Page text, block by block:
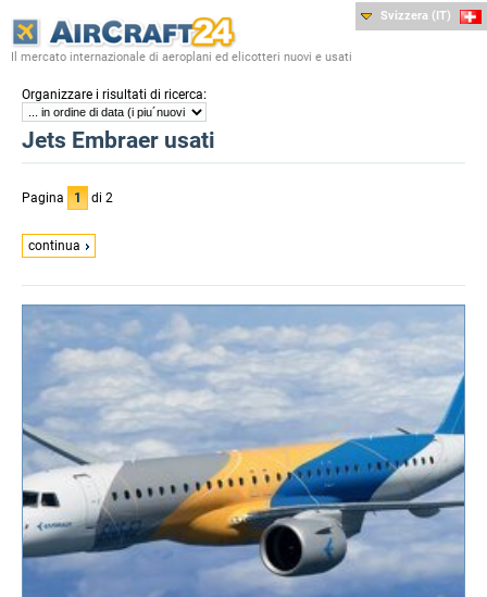
Il mercato internazionale di aeroplani ed elicotteri nuovi e usati
Svizzera (IT)
Organizzare i risultati di ricerca:
Jets Embraer usati
Pagina 1 di 2
continua